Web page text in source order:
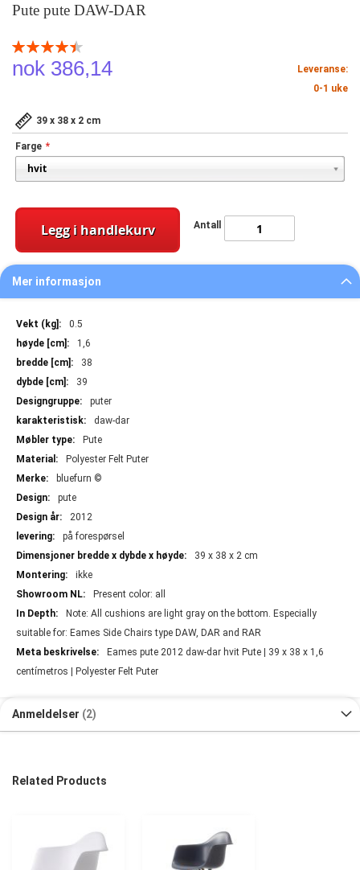
Pute pute DAW-DAR
Rating:
% of 100
nok 386,14
Leveranse:
0-1 uke
39 x 38 x 2 cm
Farge
Antall
Legg i handlekurv
Mer informasjon
Mer
informasjon
0.5
1,6
38
39
puter
daw-dar
Pute
Polyester Felt Puter
bluefurn ©
pute
2012
på forespørsel
39 x 38 x 2 cm
ikke
Present color: all
Note: All cushions are light gray on the bottom. Especially
suitable for: Eames Side Chairs type DAW, DAR and RAR
Eames pute 2012 daw-dar hvit Pute | 39 x 38 x 1,6
centímetros | Polyester Felt Puter
Anmeldelser 2
Related Products